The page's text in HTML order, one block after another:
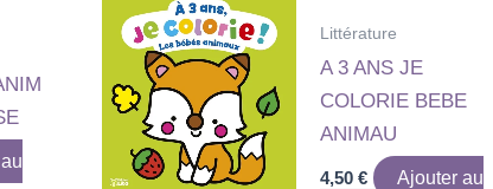
Littérature
A 3 ANS JE
COLORIE BEBE
ANIMAU
4,50€
Ajouter au